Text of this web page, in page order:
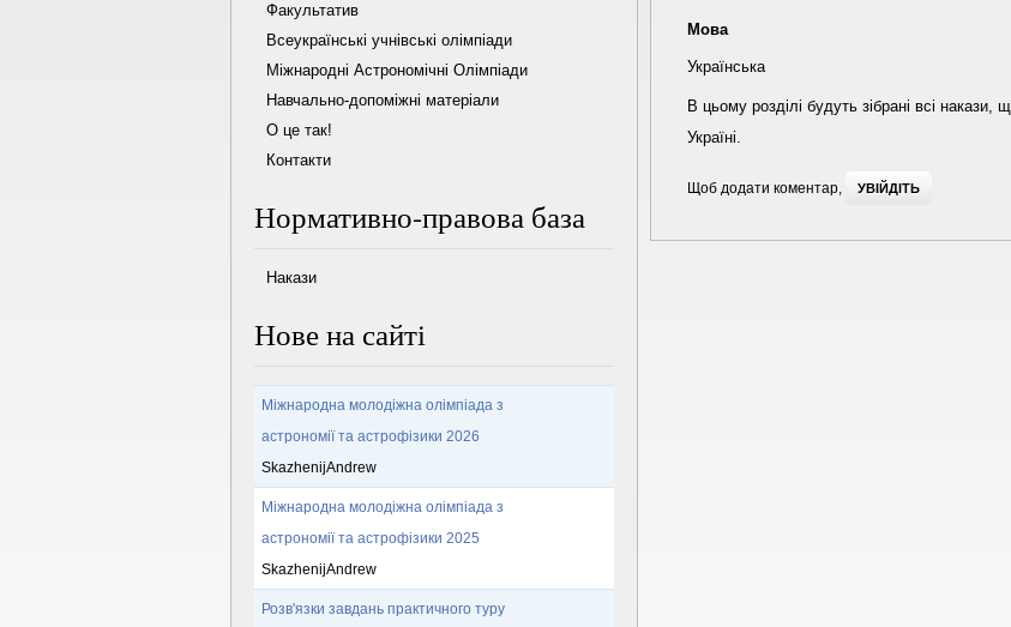
Факультатив
Всеукраїнські учнівські олімпіади
Міжнародні Астрономічні Олімпіади
Навчально-допоміжні матеріали
О це так!
Контакти
Нормативно-правова база
Накази
Нове на сайті
Міжнародна молодіжна олімпіада з
астрономії та астрофізики 2026
SkazhenijAndrew
Міжнародна молодіжна олімпіада з
астрономії та астрофізики 2025
SkazhenijAndrew
Розв'язки завдань практичного туру
Мова
Українська
В цьому розділі будуть зібрані всі
Україні.
Щоб додати коментар, УВІЙДІТЬ